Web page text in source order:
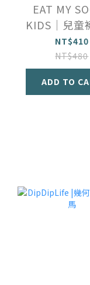
EAT MY
KIDS｜兒童
牛奶
NT$410
NT$480
ADD TO